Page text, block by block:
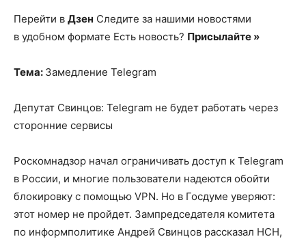
Перейти в Дзен Следите за нашими новостями
в удобном формате Есть новость? Присылайте »
Тема: Замедление Telegram
Депутат Свинцов: Telegram не будет работать через
сторонние сервисы
Роскомнадзор начал ограничивать доступ к Telegram
в России, и многие пользователи надеются обойти
блокировку с помощью VPN. Но в Госдуме уверяют:
этот номер не пройдет. Зампредседателя комитета
по информполитике Андрей Свинцов рассказал НСН,